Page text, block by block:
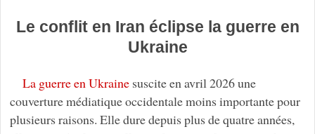
Le conflit en Iran éclipse la guerre en
Ukraine
La guerre en Ukrainesuscite en avril 2026 une
couverture médiatique occidentale moins importante pour
plusieurs raisons. Elle dure depuis plus de quatre années,